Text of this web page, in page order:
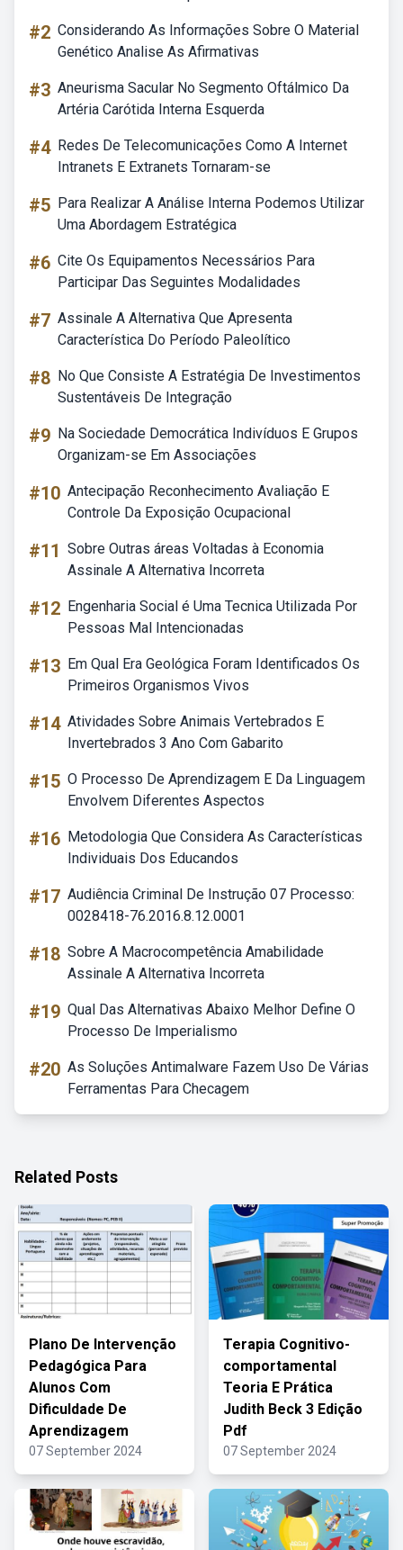
#2 Considerando As Informações Sobre O Material
Genético Analise As Afirmativas
#3 Aneurisma Sacular No Segmento Oftálmico Da
Artéria Carótida Interna Esquerda
#4 Redes De Telecomunicações Como A Internet
Intranets E Extranets Tornaram-se
#5 Para Realizar A Análise Interna Podemos Utilizar
Uma Abordagem Estratégica
#6 Cite Os Equipamentos Necessários Para
Participar Das Seguintes Modalidades
#7 Assinale A Alternativa Que Apresenta
Característica Do Período Paleolítico
#8 No Que Consiste A Estratégia De Investimentos
Sustentáveis De Integração
#9 Na Sociedade Democrática Indivíduos E Grupos
Organizam-se Em Associações
#10 Antecipação Reconhecimento Avaliação E
Controle Da Exposição Ocupacional
#11 Sobre Outras áreas Voltadas à Economia
Assinale A Alternativa Incorreta
#12 Engenharia Social é Uma Tecnica Utilizada Por
Pessoas Mal Intencionadas
#13 Em Qual Era Geológica Foram Identificados Os
Primeiros Organismos Vivos
#14 Atividades Sobre Animais Vertebrados E
Invertebrados 3 Ano Com Gabarito
#15 O Processo De Aprendizagem E Da Linguagem
Envolvem Diferentes Aspectos
#16 Metodologia Que Considera As Características
Individuais Dos Educandos
#17 Audiência Criminal De Instrução 07 Processo:
0028418-76.2016.8.12.0001
#18 Sobre A Macrocompetência Amabilidade
Assinale A Alternativa Incorreta
#19 Qual Das Alternativas Abaixo Melhor Define O
Processo De Imperialismo
#20 As Soluções Antimalware Fazem Uso De Várias
Ferramentas Para Checagem
Related Posts
Plano De Intervenção
Pedagógica Para
Alunos Com
Dificuldade De
Aprendizagem
07 September 2024
Terapia Cognitivo-
comportamental
Teoria E Prática
Judith Beck 3 Edição
Pdf
07 September 2024